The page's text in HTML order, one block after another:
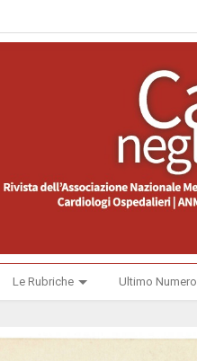
Le Rubriche Ultimo Numero